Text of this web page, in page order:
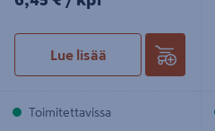
Lue lisää
Toimitettavissa